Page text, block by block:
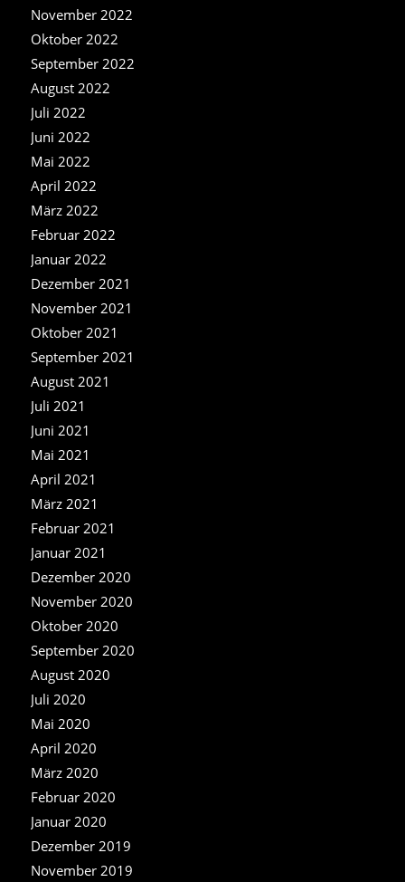
November 2022
Oktober 2022
September 2022
August 2022
Juli 2022
Juni 2022
Mai 2022
April 2022
März 2022
Februar 2022
Januar 2022
Dezember 2021
November 2021
Oktober 2021
September 2021
August 2021
Juli 2021
Juni 2021
Mai 2021
April 2021
März 2021
Februar 2021
Januar 2021
Dezember 2020
November 2020
Oktober 2020
September 2020
August 2020
Juli 2020
Mai 2020
April 2020
März 2020
Februar 2020
Januar 2020
Dezember 2019
November 2019